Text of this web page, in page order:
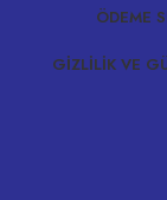
ÖDEME
GIZLILIK VE